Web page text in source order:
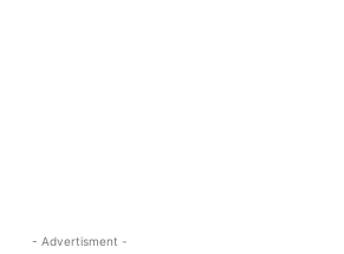
- Advertisment -